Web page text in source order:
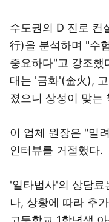
수도권의 D 진로 컨
行)을 분석하며 "수
중요하다"고 강조했
대는 '금화'(金火),
졌으니 상성이 맞는
이 업체 원장은 "밀
인터뷰를 거절했다.
'일타법사'의 상담
나, 상황에 따라 추